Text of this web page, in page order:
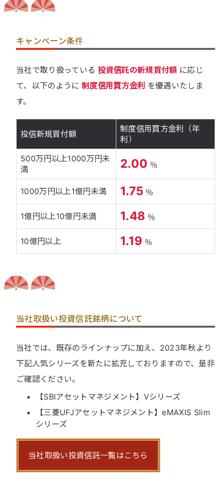
キャンペーン条件
当社で取り扱っている 投資信託の新規買付額 に応じ
て、以下のように 制度信用買方金利 を優遇いたしま
す。
投信新規買付額
制度信用買方金利（年
利）
500万円以上1000万円未
満
2.00 ％
1000万円以上1億円未満 1.75 ％
1億円以上10億円未満 1.48 ％
10億円以上 1.19 ％
当社取扱い投資信託銘柄について
当社では、既存のラインナップに加え、2023年秋より
下記人気シリーズを新たに拡充しておりますので、是非
ご確認ください。
【SBIアセットマネジメント】Vシリーズ
【三菱UFJアセットマネジメント】eMAXIS Slim
シリーズ
当社取扱い投資信託一覧はこちら